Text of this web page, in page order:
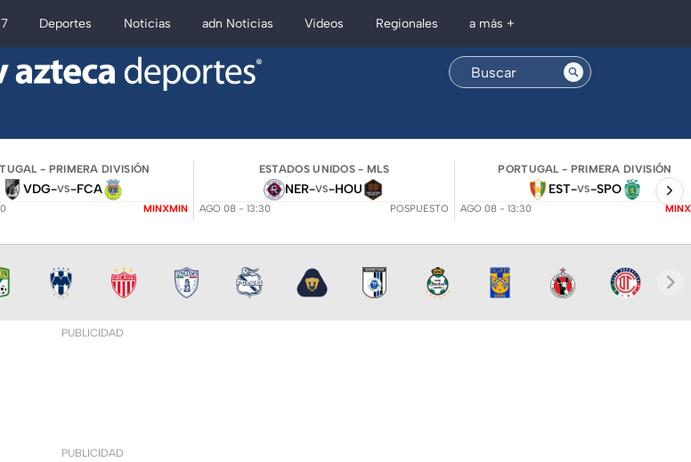
Deportes Noticias adn Noticias Videos Regionales a más +
- PRIMERA DIVISIÓN
VDG-VS-FCA
MINXMIN
ESTADOS UNIDOS - MLS
NER-VS-HOU
AGO 08 - 13:30 POSPUESTO
PORTUGAL - PRIMERA DIVISIÓN
EST-VS-SPO
AGO 08 - 13:30
PUBLICIDAD
PUBLICIDAD